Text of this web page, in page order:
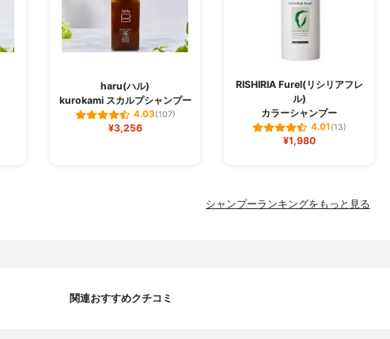
haru(ハル)
kurokami スカルプシャンプー
4.03(107)
¥3,256
RISHIRIA Furel(リシリアフレ
ル)
カラーシャンプー
4.01(13)
¥1,980
シャンプーランキングをもっと見る
関連おすすめクチコミ